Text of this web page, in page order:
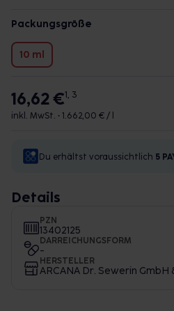
Packungsgröße
10 ml
16,62 €1, 3
inkl. MwSt. • 1.662,00 € / l
Du erhältst voraussichtlich 5
Details
PZN
13402125
DARREICHUNGSFORM
-
HERSTELLER
ARCANA Dr. Sewerin GmbH